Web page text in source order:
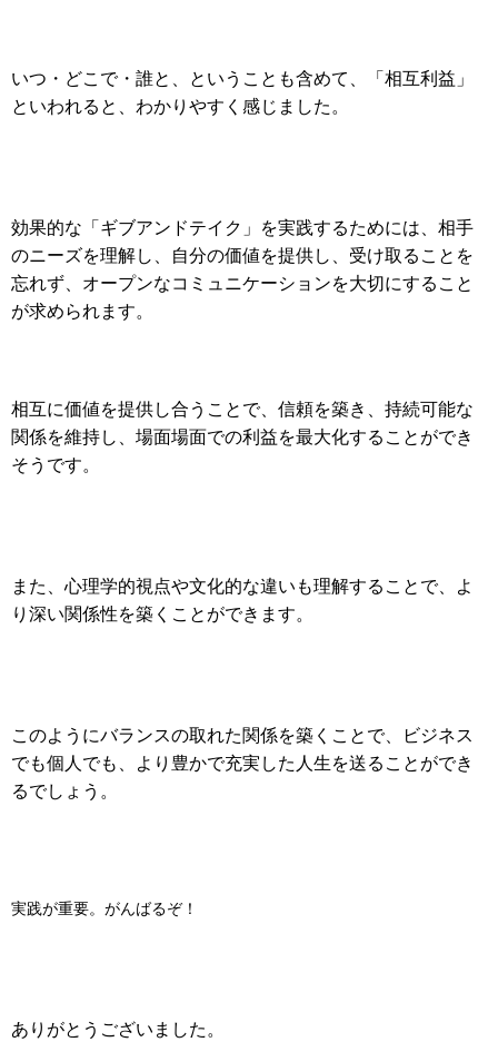
いつ・どこで・誰と、ということも含めて、「相互利益」
といわれると、わかりやすく感じました。
効果的な「ギブアンドテイク」を実践するためには、相手
のニーズを理解し、自分の価値を提供し、受け取ることを
忘れず、オープンなコミュニケーションを大切にすること
が求められます。
相互に価値を提供し合うことで、信頼を築き、持続可能な
関係を維持し、場面場面での利益を最大化することができ
そうです。
また、心理学的視点や文化的な違いも理解することで、よ
り深い関係性を築くことができます。
このようにバランスの取れた関係を築くことで、ビジネス
でも個人でも、より豊かで充実した人生を送ることができ
るでしょう。
実践が重要。がんばるぞ！
ありがとうございました。